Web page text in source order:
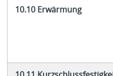
10.10 Erwärmung